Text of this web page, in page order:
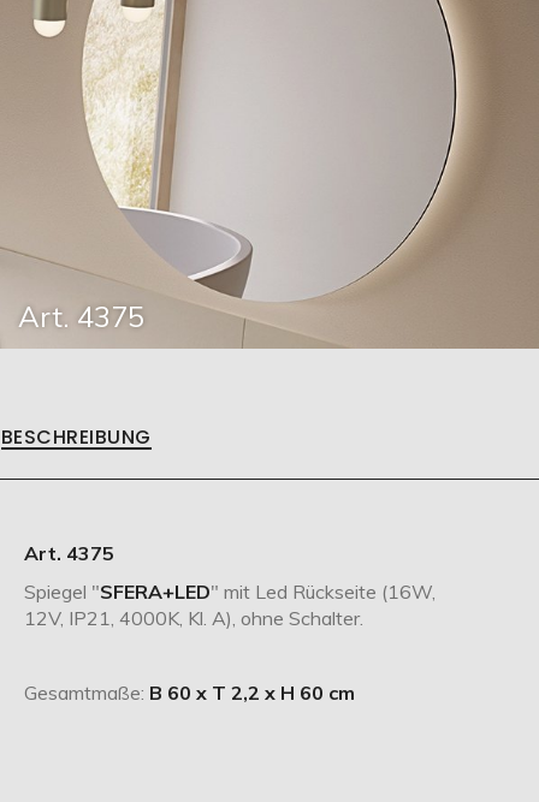
Art. 4375
BESCHREIBUNG
Art. 4375
Spiegel "SFERA+LED" mit Led Rückseite (16W,
12V, IP21, 4000K, Kl. A), ohne Schalter.
Gesamtmaße: B 60 x T 2,2 x H 60 cm